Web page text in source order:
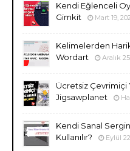
Kendi Eğlenceli
Gimkit
Mart 19,
Kelimelerden
Wordart
Aralık
Ücretsiz Çevrimiçi
Jigsawplanet
Kendi Sanal
Kullanılır?
Eylül